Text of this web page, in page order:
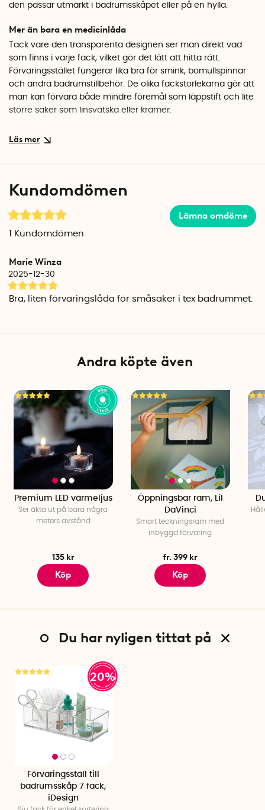
den passar utmärkt i badrumsskåpet eller på en hylla.
Mer än bara en medicinlåda
Tack vare den transparenta designen ser man direkt vad
som finns i varje fack, vilket gör det lätt att hitta rätt.
Förvaringsstället fungerar lika bra för smink, bomullspinnar
och andra badrumstillbehör. De olika fackstorlekarna gör att
man kan förvara både mindre föremål som läppstift och lite
större saker som linsvätska eller krämer.
Hållbar kvalitet
Specifikationer
Mått: 17,8 x 7,6 x 5 cm
Material: BPA-fri plast
Kundomdömen
Lämna omdöme
Kundomdömen
Marie Winza
2025-12-30
Bra, liten förvaringslåda för småsaker i tex badrummet.
Andra köpte även
Premium LED värmeljus
Ser äkta ut på bara några
meters avstånd
135 kr
Köp
Öppningsbar ram, Lil
DaVinci
Smart teckningsram med
inbyggd förvaring
fr. 399 kr
Köp
Du har nyligen tittat på
20%
Förvaringsställ till
badrumsskåp 7 fack,
iDesign